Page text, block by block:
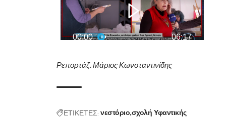
Ρεπορτάζ:Μάριος Κωνσταντινίδης
ΕΤΙΚΕΤΕΣ: νεστόριο σχολή Υφαντικής